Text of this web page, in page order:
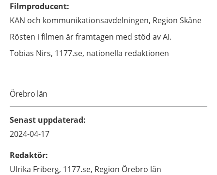
Filmproducent:
KAN och kommunikationsavdelningen, Region Skåne
Rösten i filmen är framtagen med stöd av AI.
Tobias Nirs, 1177.se, nationella redaktionen
Örebro län
Senast uppdaterad:
2024-04-17
Redaktör:
Ulrika Friberg, 1177.se, Region Örebro län